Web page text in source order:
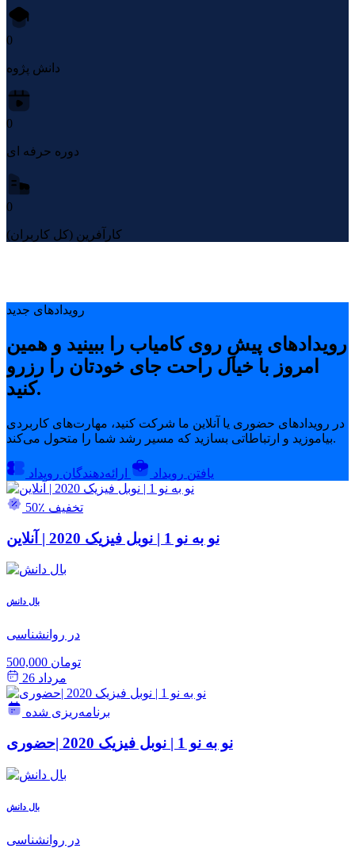
0
دانش پژوه
0
دوره حرفه ای
0
کارآفرین (کل کاربران)
رویدادهای جدید
رویدادهای پیشِ روی کامیاب را ببینید و همین
امروز با خیال راحت جای خودتان را رزرو
کنید.
در رویدادهای حضوری یا آنلاین ما شرکت کنید، مهارت‌های کاربردی
بیاموزید و ارتباطاتی بسازید که مسیر رشد شما را متحول می‌کند.
یافتن رویداد ارائه‌دهندگان رویداد
50٪ تخفیف
نو به نو 1 | نوبل فیزیک 2020 | آنلاین
بال دانش
در روانشناسی
500,000 تومان
مرداد 26
برنامه‌ریزی شده
نو به نو 1 | نوبل فیزیک 2020 |حضوری
بال دانش
در روانشناسی